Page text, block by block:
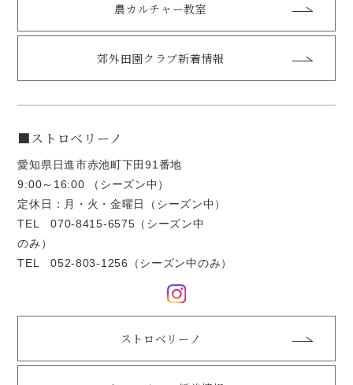
農カルチャー教室
郊外田園クラブ新着情報
■ストロベリーノ
愛知県日進市赤池町下田91番地
9:00～16:00 （シーズン中）
定休日：月・火・金曜日（シーズン中）
TEL070-8415-6575 （シーズン中
のみ）
TEL052-803-1256 （シーズン中のみ）
ストロベリーノ